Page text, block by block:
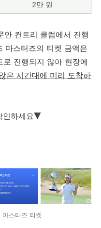
2만 원
안 컨트리 클럽에서 진행
스터즈의 티켓 금액은
진행되지 않아 현장에
은 시간대에 미리 도착하
하세요🔻
스터즈 티켓